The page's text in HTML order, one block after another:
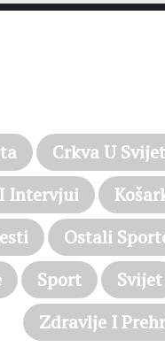
Crkva U
Intervjui
Ostali
Sport Svijet
Zdravlje I